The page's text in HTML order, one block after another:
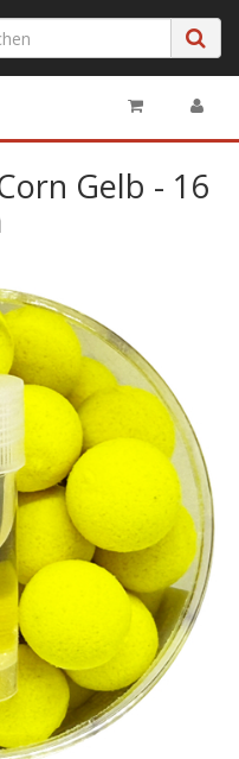
Gelb - 16